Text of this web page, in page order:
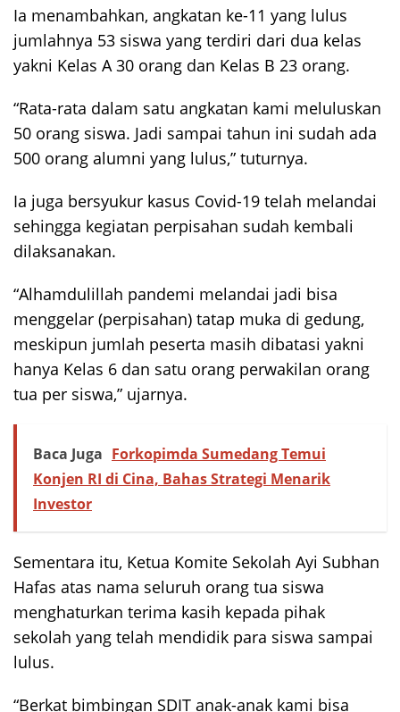
Ia menambahkan, angkatan ke-11 yang lulus
jumlahnya 53 siswa yang terdiri dari dua kelas
yakni Kelas A 30 orang dan Kelas B 23 orang.
“Rata-rata dalam satu angkatan kami meluluskan
50 orang siswa. Jadi sampai tahun ini sudah ada
500 orang alumni yang lulus,” tuturnya.
Ia juga bersyukur kasus Covid-19 telah melandai
sehingga kegiatan perpisahan sudah kembali
dilaksanakan.
“Alhamdulillah pandemi melandai jadi bisa
menggelar (perpisahan) tatap muka di gedung,
meskipun jumlah peserta masih dibatasi yakni
hanya Kelas 6 dan satu orang perwakilan orang
tua per siswa,” ujarnya.
Baca Juga Forkopimda Sumedang Temui
Konjen RI di Cina, Bahas Strategi Menarik
Investor
Sementara itu, Ketua Komite Sekolah Ayi Subhan
Hafas atas nama seluruh orang tua siswa
menghaturkan terima kasih kepada pihak
sekolah yang telah mendidik para siswa sampai
lulus.
“Berkat bimbingan SDIT anak-anak kami bisa